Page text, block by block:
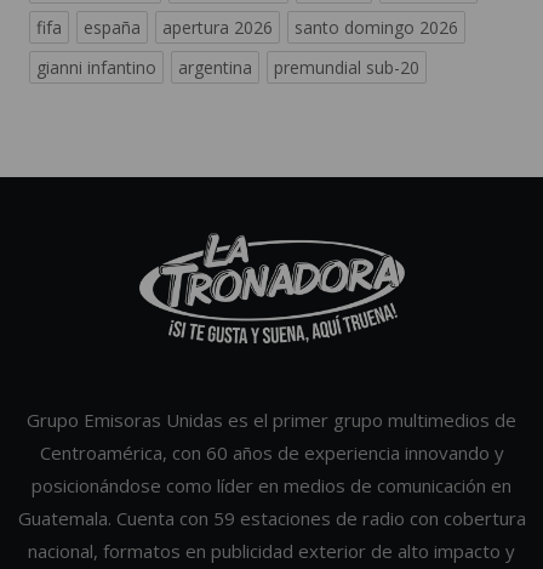
fifa
españa apertura 2026
santo domingo 2026
gianni infantino
argentina premundial sub-20
Grupo Emisoras Unidas es el primer grupo multimedios de
Centroamérica, con 60 años de experiencia innovando y
posicionándose como líder en medios de comunicación en
Guatemala. Cuenta con 59 estaciones de radio con cobertura
nacional, formatos en publicidad exterior de alto impacto y